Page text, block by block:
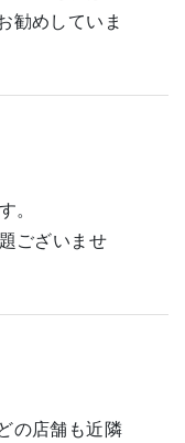
勧めしていま
。
ございませ
の店舗も近隣